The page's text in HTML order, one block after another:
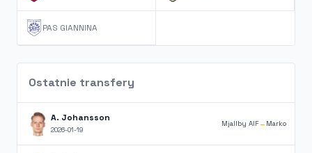
PAS GIANNINA
Ostatnie transfery
A. Johansson
2026-01-19
Mjallby AIF→ Marko